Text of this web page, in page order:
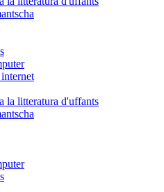
la litteratura d'uffants